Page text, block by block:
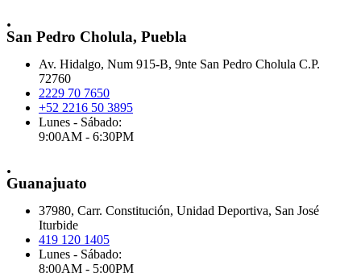
.
San Pedro Cholula, Puebla
Av. Hidalgo, Num 915-B, 9nte San Pedro Cholula C.P.
72760
2229 70 7650
+52 2216 50 3895
Lunes - Sábado:
9:00AM - 6:30PM
.
Guanajuato
37980, Carr. Constitución, Unidad Deportiva, San José
Iturbide
419 120 1405
Lunes - Sábado:
8:00AM - 5:00PM